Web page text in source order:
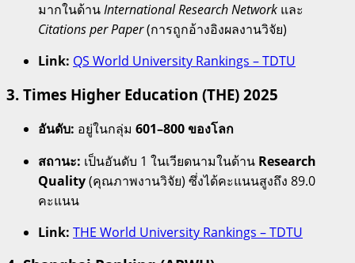
มากในด้านInternational Research Network และ
Citations per Paper(การถูกอ้างอิงผลงานวิจัย)
Link: QS World University Rankings – TDTU
3. Times Higher Education (THE) 2025
อันดับ: อยู่ในกลุ่ม 601–800 ของโลก
สถานะ: เป็นอันดับ 1 ในเวียดนามในด้าน Research
Quality(คุณภาพงานวิจัย) ซึ่งได้คะแนนสูงถึง 89.0
คะแนน
Link: THE World University Rankings – TDTU